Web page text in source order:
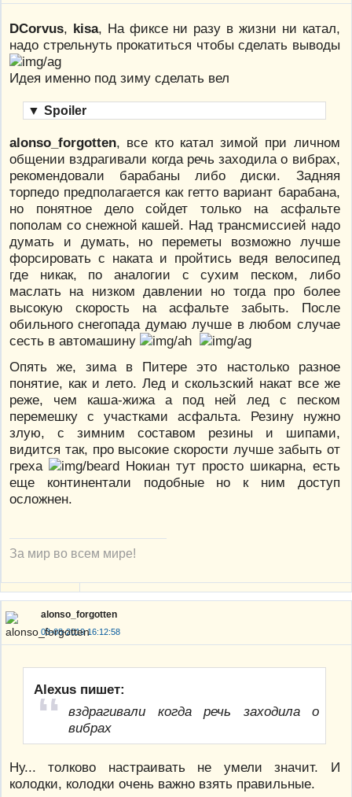
DCorvus, kisa, На фиксе ни разу в жизни ни катал,
надо стрельнуть прокатиться чтобы сделать выводы
Идея именно под зиму сделать вел
▼ Spoiler
alonso_forgotten, все кто катал зимой при личном
общении вздрагивали когда речь заходила о вибрах,
рекомендовали барабаны либо диски. Задняя
торпедо предполагается как гетто вариант барабана,
но понятное дело сойдет только на асфальте
пополам со снежной кашей. Над трансмиссией надо
думать и думать, но переметы возможно лучше
форсировать с наката и пройтись ведя велосипед
где никак, по аналогии с сухим песком, либо
маслать на низком давлении но тогда про более
высокую скорость на асфальте забыть. После
обильного снегопада думаю лучше в любом случае
сесть в автомашину
Опять же, зима в Питере это настолько разное
понятие, как и лето. Лед и скользский накат все же
реже, чем каша-жижа а под ней лед с песком
перемешку с участками асфальта. Резину нужно
злую, с зимним составом резины и шипами,
видится так, про высокие скорости лучше забыть от
греха
Нокиан тут просто шикарна, есть
еще континентали подобные но к ним доступ
осложнен.
За мир во всем мире!
alonso_forgotten
03-08-2019 16:12:58
Alexus пишет:
вздрагивали когда речь заходила о
вибрах
Ну... толково настраивать не умели значит. И
колодки, колодки очень важно взять правильные.